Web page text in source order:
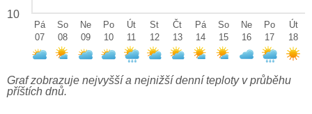
10
Pá
07
So
08
Ne
09
Po
10
Út
11
St
12
Čt
13
Pá
14
So
15
Ne
16
Po
17
Út
18
Graf zobrazuje nejvyšší a nejnižší denní teploty v průběhu
příštích dnů.